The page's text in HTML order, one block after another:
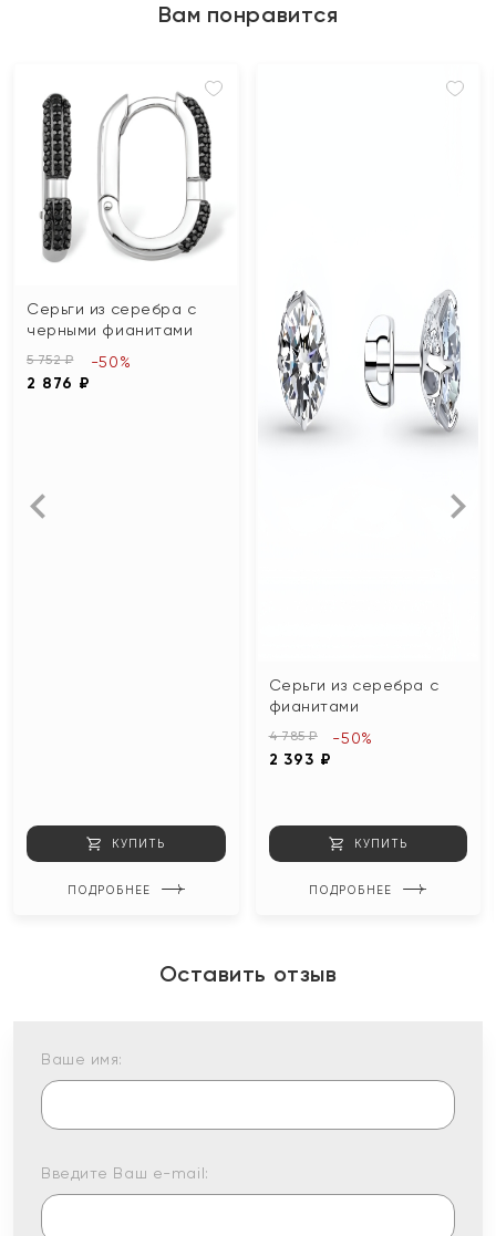
Вам понравится
Серьги из серебра с
черными фианитами
5 752 ₽
2 876 ₽
-50%
КУПИТЬ
ПОДРОБНЕЕ
Серьги из серебра с
фианитами
4 785 ₽
2 393 ₽
-50%
КУПИТЬ
ПОДРОБНЕЕ
Оставить отзыв
Ваше имя:
Введите Ваш e-mail: